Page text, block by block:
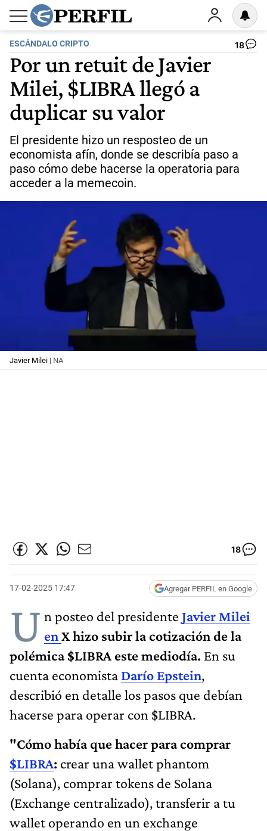
ESCÁNDALO CRIPTO 18
Por un retuit de Javier
Milei, $LIBRA llegó a
duplicar su valor
El presidente hizo un resposteo de un
economista afín, donde se describía paso a
paso cómo debe hacerse la operatoria para
acceder a la memecoin.
Javier Milei | NA
18
17-02-2025 17:47 Agregar PERFIL en Google
U n posteo del presidente Javier Milei
enX hizo subir la cotización de la
polémica $LIBRA este mediodía. En su
cuenta economista Darío Epstein,
describió en detalle los pasos que debían
hacerse para operar con $LIBRA.
"Cómo había que hacer para comprar
$LIBRA: crear una wallet phantom
(Solana), comprar tokens de Solana
(Exchange centralizado), transferir a tu
wallet operando en un exchange